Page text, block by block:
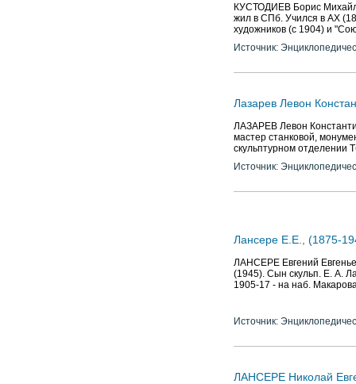
КУСТОДИЕВ Борис
жил в СПб. Учился в АХ
художников (с 1904) и
Источник:
Лазарев Левон
ЛАЗАРЕВ Левон
мастер станковой,
скульптурном отделении
Источник:
Лансере Е.Е., (1875-
ЛАНСЕРЕ Евгений
(1945). Сын скульп. Е. А.
1905-17 - на наб.
Источник:
ЛАНСЕРЕ Николай